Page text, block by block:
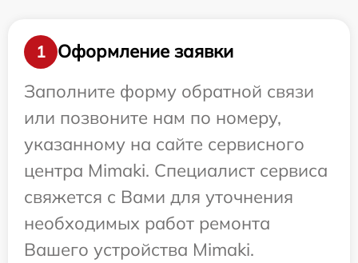
1
Оформление заявки
Заполните форму обратной связи
или позвоните нам по номеру,
указанному на сайте сервисного
центра Mimaki. Специалист сервиса
свяжется с Вами для уточнения
необходимых работ ремонта
Вашего устройства Mimaki.